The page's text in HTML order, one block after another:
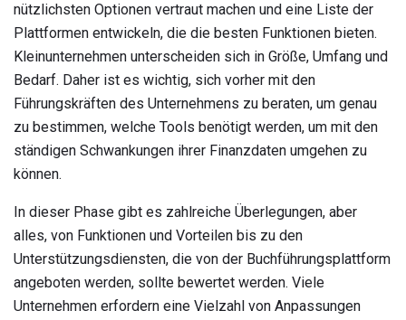
nützlichsten Optionen vertraut machen und eine Liste der
Plattformen entwickeln, die die besten Funktionen bieten.
Kleinunternehmen unterscheiden sich in Größe, Umfang und
Bedarf. Daher ist es wichtig, sich vorher mit den
Führungskräften des Unternehmens zu beraten, um genau
zu bestimmen, welche Tools benötigt werden, um mit den
ständigen Schwankungen ihrer Finanzdaten umgehen zu
können.
In dieser Phase gibt es zahlreiche Überlegungen, aber
alles, von Funktionen und Vorteilen bis zu den
Unterstützungsdiensten, die von der Buchführungsplattform
angeboten werden, sollte bewertet werden. Viele
Unternehmen erfordern eine Vielzahl von Anpassungen